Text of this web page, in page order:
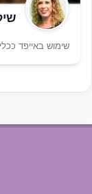
שימוש באייפד